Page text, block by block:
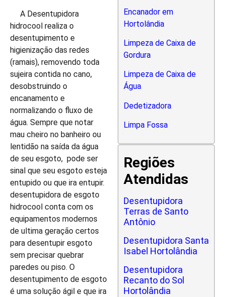
A Desentupidora
hidrocool realiza o
desentupimento e
higienização das redes
(ramais), removendo toda
sujeira contida no cano,
desobstruindo o
encanamento e
normalizando o fluxo de
água. Sempre que notar
mau cheiro no banheiro ou
lentidão na saída da água
de seu esgoto, pode ser
sinal que seu esgoto esteja
entupido ou que ira entupir.
desentupidora de esgoto
hidrocool conta com os
equipamentos modernos
de ultima geração certos
para desentupir esgoto
sem precisar quebrar
paredes ou piso. O
desentupimento de esgoto
é uma solução ágil e que ira
Encanador em
Hortolândia
Limpeza de Caixa de
Gordura
Limpeza de Caixa de
Água
Dedetizadora
Limpa Fossa
Regiões
Atendidas
Desentupidora
Terras de Santo
Antônio
Desentupidora Santa
Isabel Hortolândia
Desentupidora
Recanto do Sol
Hortolândia